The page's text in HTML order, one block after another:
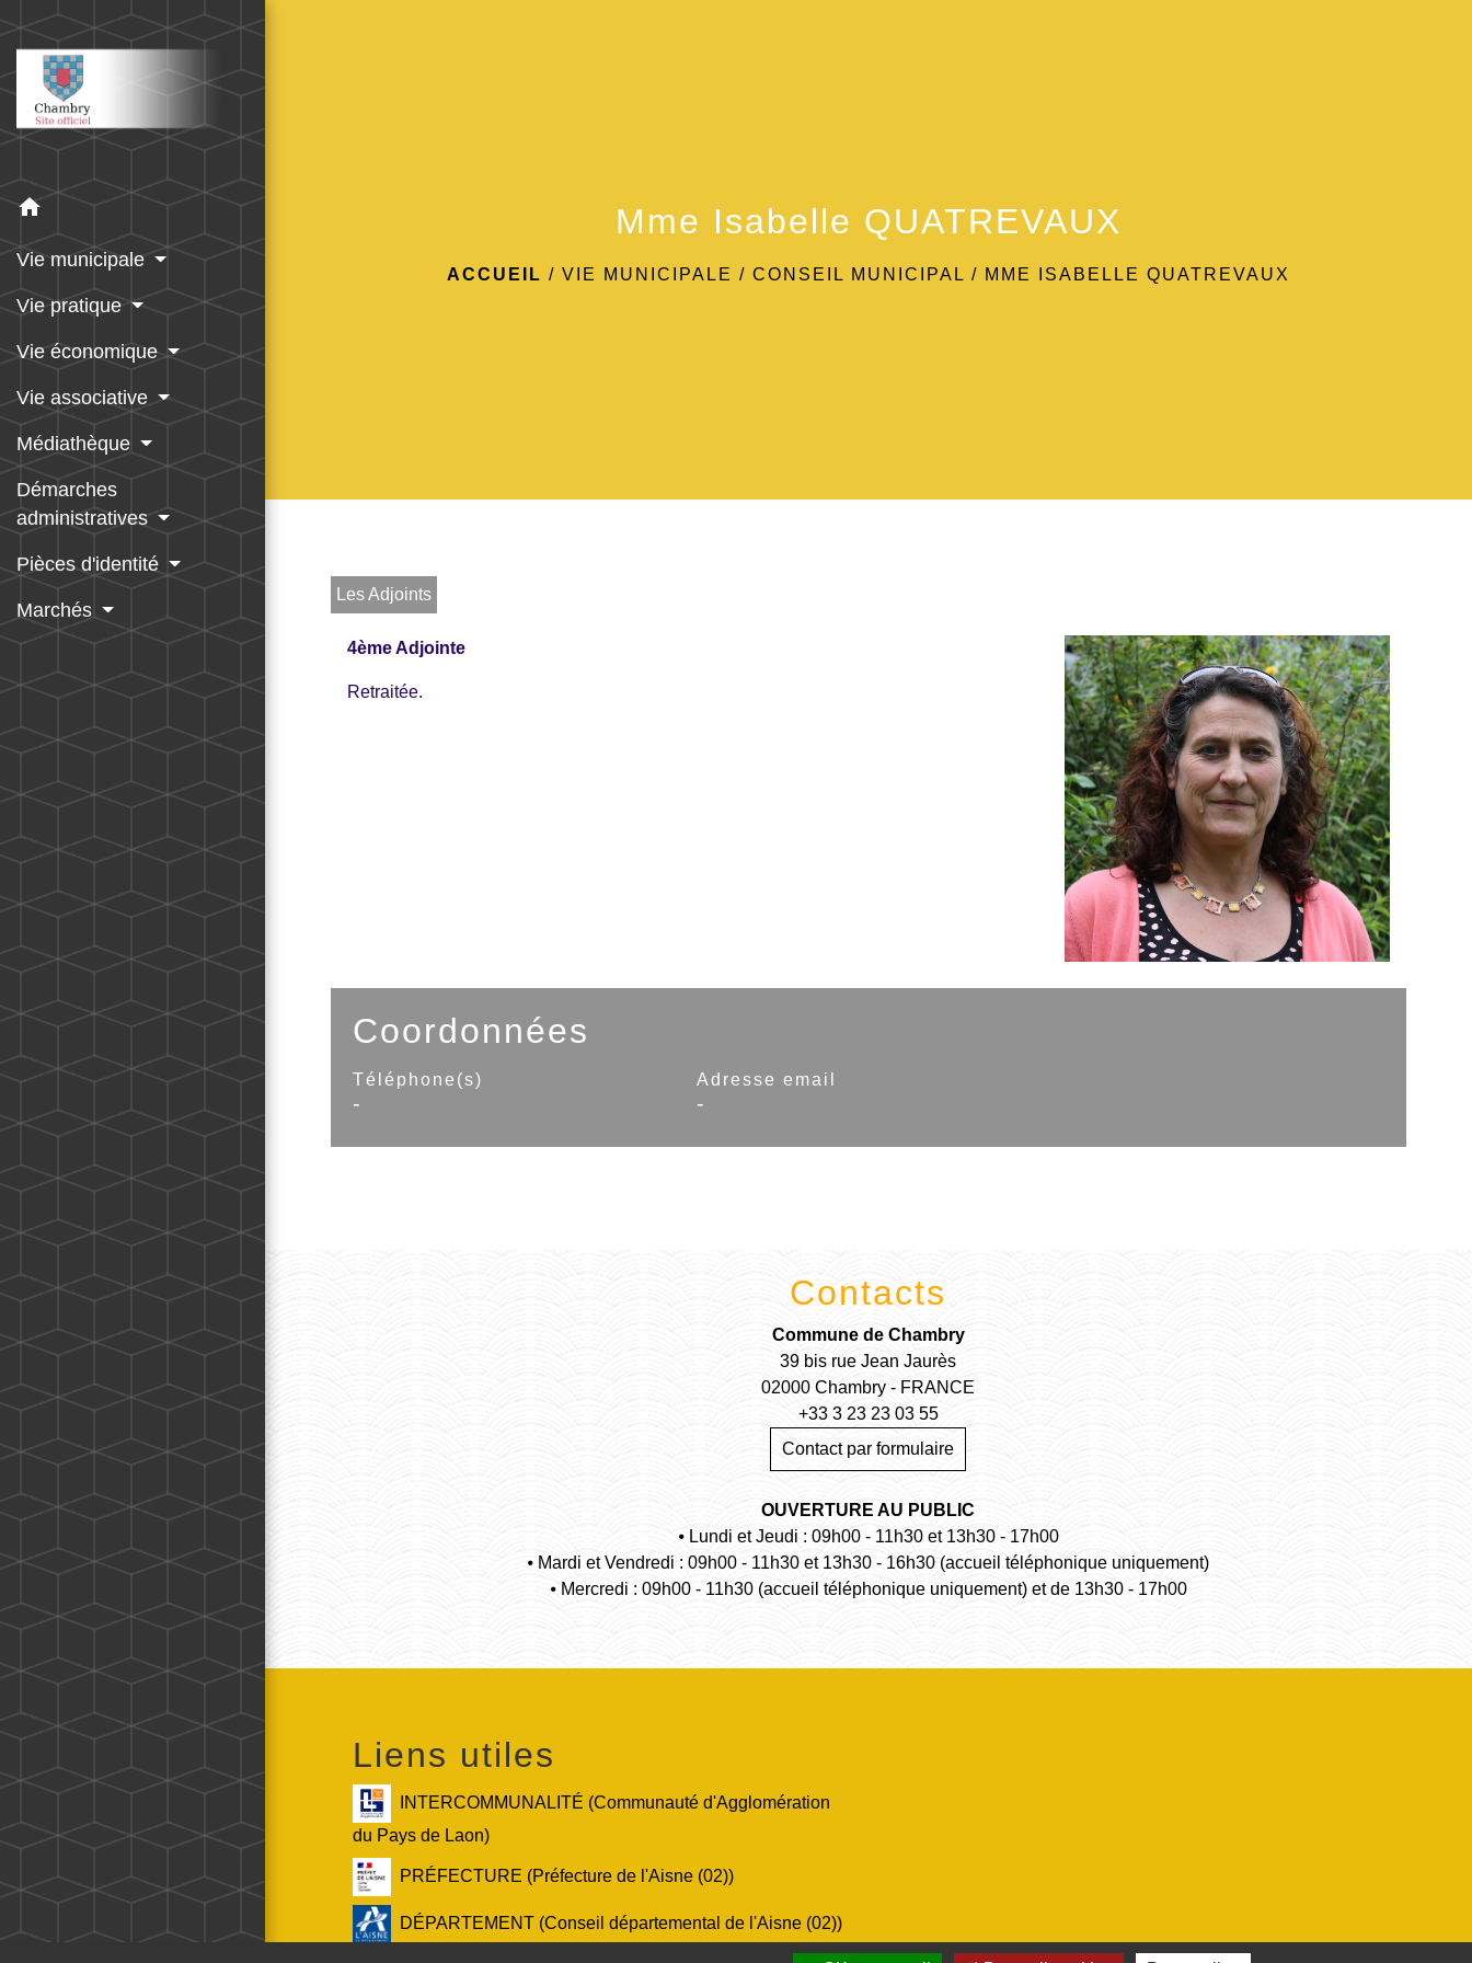
home
Vie municipale
Vie pratique
Vie économique
Vie associative
Médiathèque
Démarches
administratives
Pièces d'identité
Marchés
Mme Isabelle QUATREVAUX
ACCUEIL / VIE MUNICIPALE / CONSEIL MUNICIPAL / MME ISABELLE QUATREVAUX
Les Adjoints
4ème Adjointe
Retraitée.
Coordonnées
Téléphone(s)
-
Adresse email
-
Contacts
Commune de Chambry
39 bis rue Jean Jaurès
02000 Chambry - FRANCE
+33 3 23 23 03 55
Contact par formulaire
OUVERTURE AU PUBLIC
⦁ Lundi et Jeudi : 09h00 - 11h30 et 13h30 - 17h00
⦁ Mardi et Vendredi : 09h00 - 11h30 et 13h30 - 16h30 (accueil téléphonique uniquement)
⦁ Mercredi : 09h00 - 11h30 (accueil téléphonique uniquement) et de 13h30 - 17h00
Liens utiles
INTERCOMMUNALITÉ (Communauté d'Agglomération
du Pays de Laon)
PRÉFECTURE (Préfecture de l'Aisne (02))
DÉPARTEMENT (Conseil départemental de l'Aisne (02))